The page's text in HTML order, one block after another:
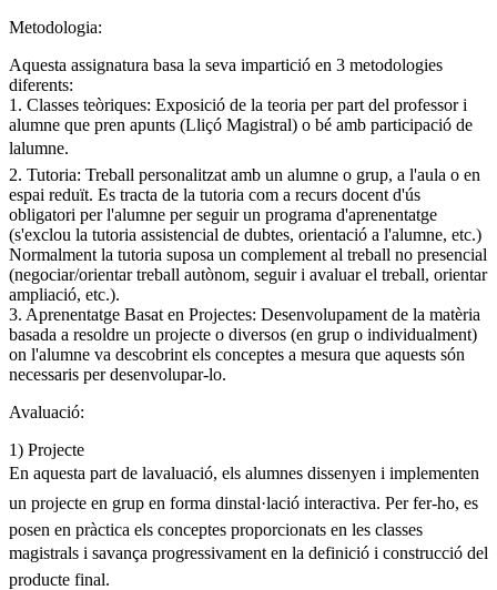
Metodologia:
Aquesta assignatura basa la seva impartició en 3 metodologies
diferents:
1. Classes teòriques: Exposició de la teoria per part del professor i
alumne que pren apunts (Lliçó Magistral) o bé amb participació de
lalumne.
2. Tutoria: Treball personalitzat amb un alumne o grup, a l'aula o en
espai reduït. Es tracta de la tutoria com a recurs docent d'ús
obligatori per l'alumne per seguir un programa d'aprenentatge
(s'exclou la tutoria assistencial de dubtes, orientació a l'alumne, etc.)
Normalment la tutoria suposa un complement al treball no presencial
(negociar/orientar treball autònom, seguir i avaluar el treball, orientar
ampliació, etc.).
3. Aprenentatge Basat en Projectes: Desenvolupament de la matèria
basada a resoldre un projecte o diversos (en grup o individualment)
on l'alumne va descobrint els conceptes a mesura que aquests són
necessaris per desenvolupar-lo.
Avaluació:
1) Projecte
En aquesta part de lavaluació, els alumnes dissenyen i implementen
un projecte en grup en forma dinstal·lació interactiva. Per fer-ho, es
posen en pràctica els conceptes proporcionats en les classes
magistrals i savança progressivament en la definició i construcció del
producte final.